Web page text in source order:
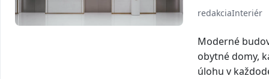
redakciaInteriér
Moderné
obytné domy,
úlohu v